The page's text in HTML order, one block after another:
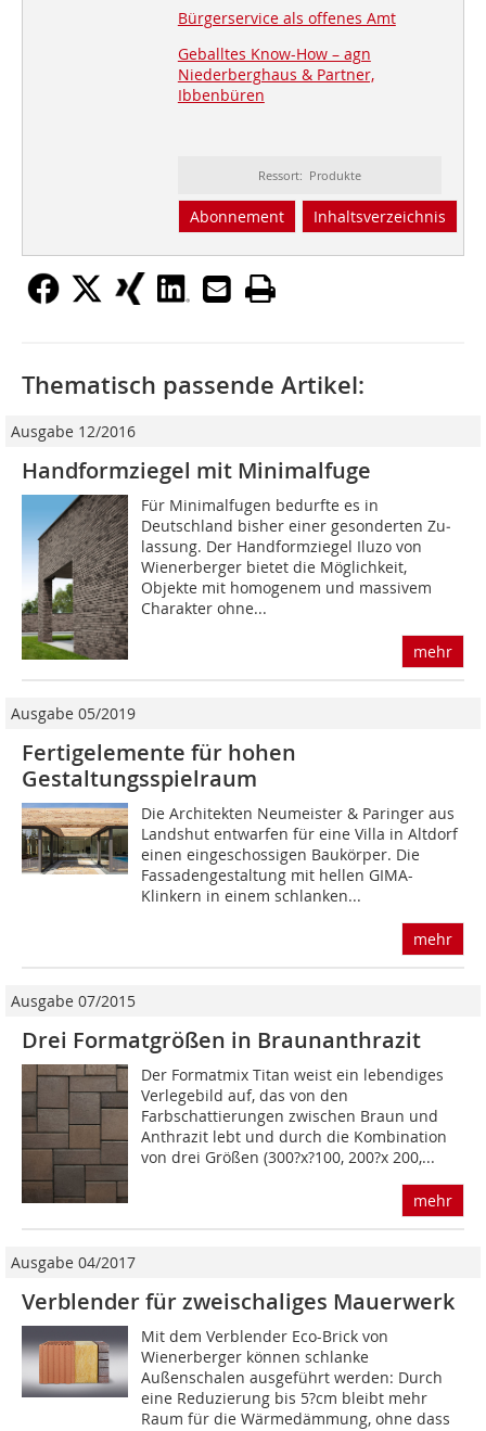
Bürgerservice als offenes Amt
Geballtes Know-How – agn
Niederberghaus & Partner,
Ibbenbüren
Ressort: Produkte
Abonnement Inhaltsverzeichnis
Thematisch passende Artikel:
Ausgabe 12/2016
Handformziegel mit Minimalfuge
Für Minimalfugen bedurfte es in
Deutschland bisher einer gesonderten Zu­
lassung. Der Handformziegel Iluzo von
Wienerberger bietet die Möglichkeit,
Objekte mit homogenem und massivem
Charakter ohne...
mehr
Ausgabe 05/2019
Fertigelemente für hohen
Gestaltungsspielraum
Die Architekten Neumeister & Paringer aus
Landshut entwarfen für eine Villa in Altdorf
einen eingeschossigen Baukörper. Die
Fassadengestaltung mit hellen GIMA-
Klinkern in einem schlanken...
mehr
Ausgabe 07/2015
Drei Formatgrößen in Braunanthrazit
Der Formatmix Titan weist ein lebendiges
Verlegebild auf, das von den
Farbschattierungen zwischen Braun und
Anthrazit lebt und durch die Kombination
von drei Größen (300?x?100, 200?x 200,...
mehr
Ausgabe 04/2017
Verblender für zweischaliges Mauerwerk
Mit dem Verblender Eco-Brick von
Wienerberger können schlanke
Außenschalen ausgeführt werden: Durch
eine Reduzierung bis 5?cm bleibt mehr
Raum für die Wärmedämmung, ohne dass